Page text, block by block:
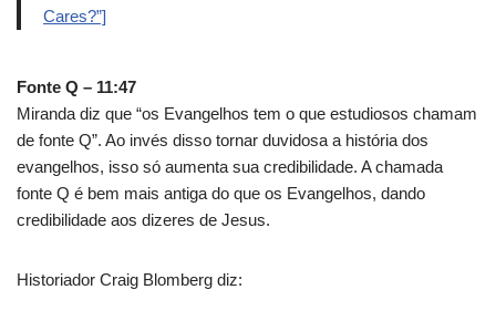
Cares?”]
Fonte Q – 11:47
Miranda diz que “os Evangelhos tem o que estudiosos chamam
de fonte Q”. Ao invés disso tornar duvidosa a história dos
evangelhos, isso só aumenta sua credibilidade. A chamada
fonte Q é bem mais antiga do que os Evangelhos, dando
credibilidade aos dizeres de Jesus.
Historiador Craig Blomberg diz: